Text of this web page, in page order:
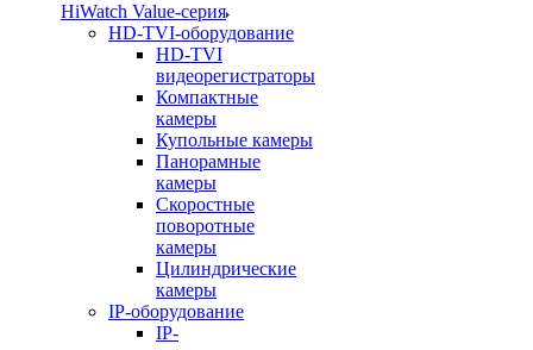
HiWatch Value-серия
HD-TVI-оборудование
HD-TVI
видеорегистраторы
Компактные
камеры
Купольные камеры
Панорамные
камеры
Скоростные
поворотные
камеры
Цилиндрические
камеры
IP-оборудование
IP-